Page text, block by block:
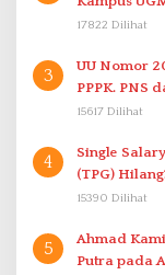
17822 Dilihat
3
UU Nomor
PPPK. PNS
15617 Dilihat
4
Single
(TPG)
15390 Dilihat
5
Ahmad Kamil mendampingi Langsung Dike
Putra pada